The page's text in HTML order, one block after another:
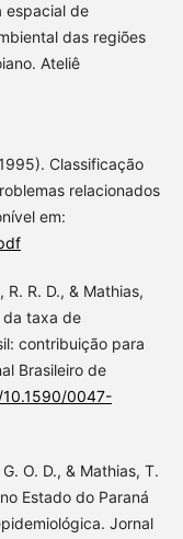
espacial de
das regiões
Ateliê
Classificação
relacionados
em:
R. R. D., & Mathias,
da taxa de
contribuição para
Brasileiro de
0047-
O. D., & Mathias, T.
Estado do Paraná
Jornal